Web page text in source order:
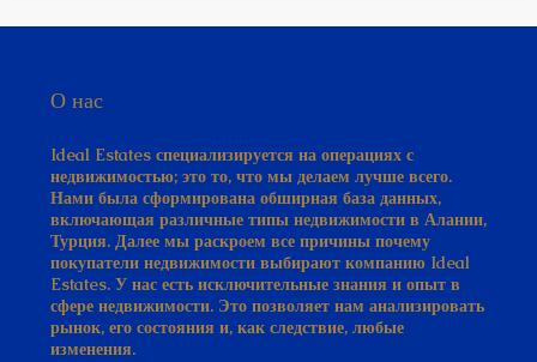
О нас
Ideal Estates специализируется на операциях с
недвижимостью; это то, что мы делаем лучше всего.
Нами была сформирована обширная база данных,
включающая различные типы недвижимости в Алании,
Турция. Далее мы раскроем все причины почему
покупатели недвижимости выбирают компанию Ideal
Estates. У нас есть исключительные знания и опыт в
сфере недвижимости. Это позволяет нам анализировать
рынок, его состояния и, как следствие, любые
изменения.